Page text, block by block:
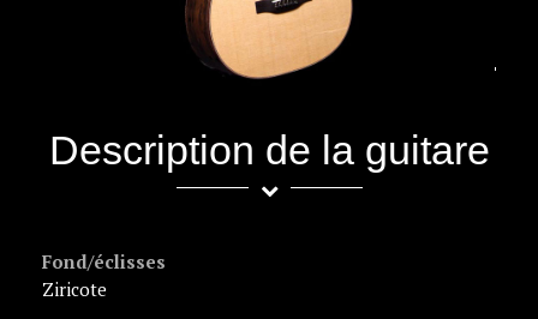
Description de la guitare
Fond/éclisses
ziricote